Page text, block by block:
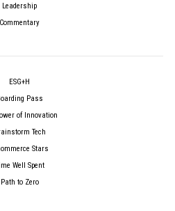
Leadership
Commentary
ESG+H
Pass
of Innovation
Tech
Stars
Well Spent
Path to Zero